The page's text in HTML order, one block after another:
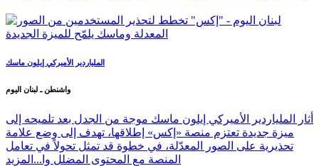
الملياردير الأميركي إيلون ماسك
واشنطن ـ لبنان اليوم
أثار الملياردير الأميركي إيلون ماسك موجة من الجدل بعد تلميحه إلى
ميزة جديدة تعتزم منصة «إكس» إطلاقها، تهدف إلى وضع علامة
تحذيرية على الصور المعدّلة، في خطوة قد تمثل تحولاً في تعامل
المنصة مع المحتوى المضلل وا... المزيد